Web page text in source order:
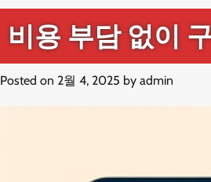
비용 부담 없이
Posted on 2월 4, 2025 by admin